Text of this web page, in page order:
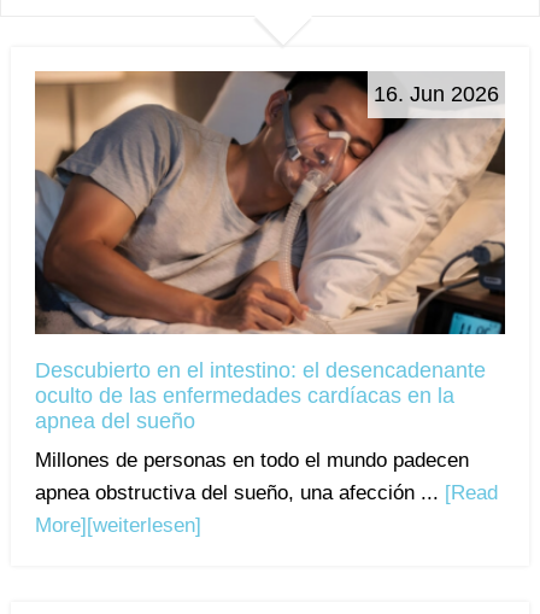
16. Jun 2026
Descubierto en el intestino: el desencadenante
oculto de las enfermedades cardíacas en la
apnea del sueño
Millones de personas en todo el mundo padecen
apnea obstructiva del sueño, una afección ... [Read
More] [weiterlesen]